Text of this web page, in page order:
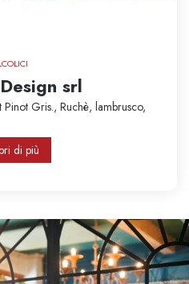
srl
Pinot Gris., Ruchè, lambrusco,
di più